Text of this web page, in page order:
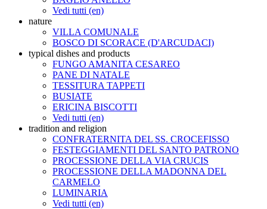
Vedi tutti (en)
nature
VILLA COMUNALE
BOSCO DI SCORACE (D'ARCUDACI)
typical dishes and products
FUNGO AMANITA CESAREO
PANE DI NATALE
TESSITURA TAPPETI
BUSIATE
ERICINA BISCOTTI
Vedi tutti (en)
tradition and religion
CONFRATERNITA DEL SS. CROCEFISSO
FESTEGGIAMENTI DEL SANTO PATRONO
PROCESSIONE DELLA VIA CRUCIS
PROCESSIONE DELLA MADONNA DEL
CARMELO
LUMINARIA
Vedi tutti (en)